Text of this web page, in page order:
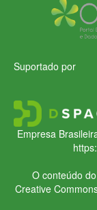
Suportado por
Empresa
O conteúdo
Creative